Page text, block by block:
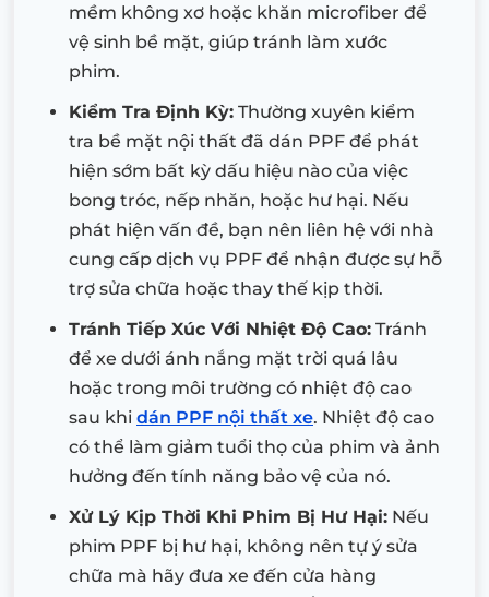
mềm không xơ hoặc khăn microfiber để
vệ sinh bề mặt, giúp tránh làm xước
phim.
Kiểm Tra Định Kỳ: Thường xuyên kiểm
tra bề mặt nội thất đã dán PPF để phát
hiện sớm bất kỳ dấu hiệu nào của việc
bong tróc, nếp nhăn, hoặc hư hại. Nếu
phát hiện vấn đề, bạn nên liên hệ với nhà
cung cấp dịch vụ PPF để nhận được sự hỗ
trợ sửa chữa hoặc thay thế kịp thời.
Tránh Tiếp Xúc Với Nhiệt Độ Cao: Tránh
để xe dưới ánh nắng mặt trời quá lâu
hoặc trong môi trường có nhiệt độ cao
sau khi dán PPF nội thất xe. Nhiệt độ cao
có thể làm giảm tuổi thọ của phim và ảnh
hưởng đến tính năng bảo vệ của nó.
Xử Lý Kịp Thời Khi Phim Bị Hư Hại: Nếu
phim PPF bị hư hại, không nên tự ý sửa
chữa mà hãy đưa xe đến cửa hàng